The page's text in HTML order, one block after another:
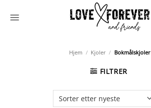
Hjem / Kjoler / Bokmålskjoler
FILTRER